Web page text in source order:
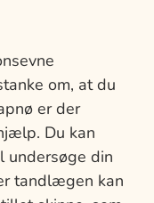
om, at du
er der
Du kan
undersøge din
tandlægen kan